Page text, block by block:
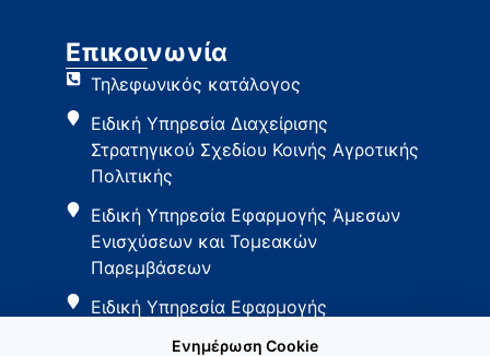
Επικοινωνία
Τηλεφωνικός κατάλογος
Ειδική Υπηρεσία Διαχείρισης
Στρατηγικού Σχεδίου Κοινής Αγροτικής
Πολιτικής
Ειδική Υπηρεσία Εφαρμογής Άμεσων
Ενισχύσεων και Τομεακών
Παρεμβάσεων
Ειδική Υπηρεσία Εφαρμογής
Ενημέρωση Cookie